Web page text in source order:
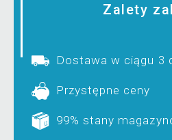
Zalety
Dostawa w ciągu 3
Przystępne ceny
99% stany